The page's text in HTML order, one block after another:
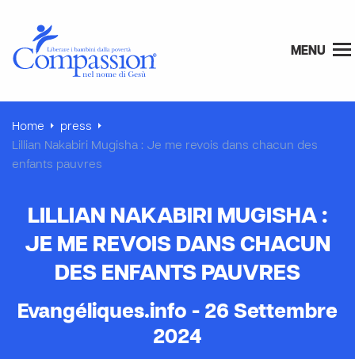
MENU
Home
press
Lillian Nakabiri Mugisha : Je me revois dans chacun des
enfants pauvres
LILLIAN NAKABIRI MUGISHA :
JE ME REVOIS DANS CHACUN
DES ENFANTS PAUVRES
Evangéliques.info - 26 Settembre
2024